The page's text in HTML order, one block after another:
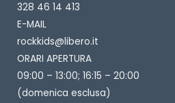
328 46 14 413
E-MAIL
rockkids@libero.it
ORARI APERTURA
09:00 – 13:00; 16:15 – 20:00
(domenica esclusa)